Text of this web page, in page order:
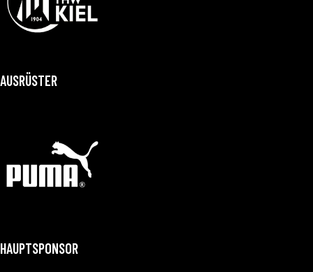
AUSRÜSTER
HAUPTSPONSOR